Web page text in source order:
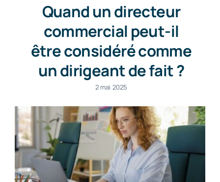
Quand un directeur
commercial peut-il
être considéré comme
un dirigeant de fait ?
2 mai 2025